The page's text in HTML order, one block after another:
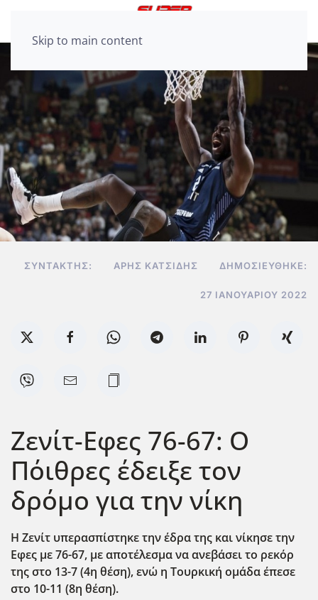
Skip to main content
ΣΥΝΤΆΚΤΗΣ: ΆΡΗΣ ΚΑΤΣΊΔΗΣ ΔΗΜΟΣΙΕΎΘΗΚΕ:
27 ΙΑΝΟΥΑΡΊΟΥ 2022
Ζενίτ-Εφες 76-67: O
Πόιθρες έδειξε τον
δρόμο για την νίκη
Η Ζενίτ υπερασπίστηκε την έδρα της και νίκησε την
Εφες με 76-67, με αποτέλεσμα να ανεβάσει το ρεκόρ
της στο 13-7 (4η θέση), ενώ η Τουρκική ομάδα έπεσε
στο 10-11 (8η θέση).